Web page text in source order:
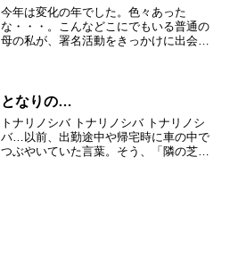
今年は変化の年でした。色々あった
な・・・。こんなどこにでもいる普通の
母の私が、署名活動をきっかけに出会っ
の機会を頂いたり、シルバーリ...
となりの…
トナリノシバ トナリノシバ トナリノシ
バ…以前、出勤途中や帰宅時に車の中で
つぶやいていた言葉。そう、「隣の芝生